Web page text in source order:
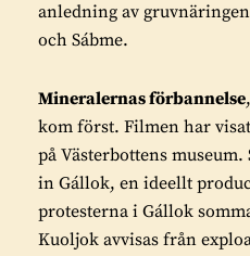
anledning av
och Sábme.
Mineralernas förbannelse
kom först. Filmen har
på Västerbottens
in Gállok, en ideellt
protesterna i Gállok
Kuoljok avvisas från